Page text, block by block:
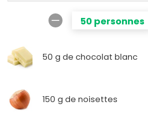
50 personnes
50 g de chocolat blanc
150 g de noisettes